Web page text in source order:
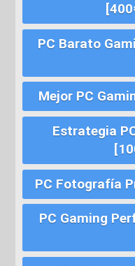
PC Barato
Mejor PC
Estrategia
PC Fotografía
PC Gaming